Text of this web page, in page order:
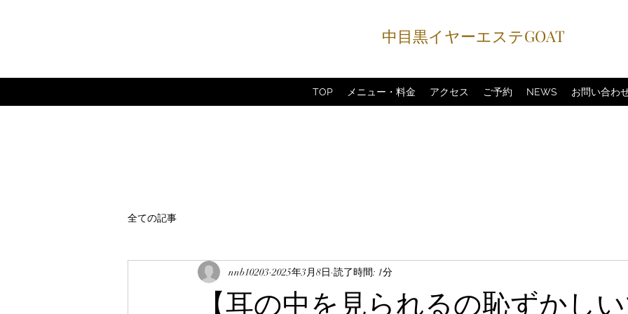
中目黒イヤーエステGOAT
TOP メニュー・料金 アクセス ご予約 NEWS お問い合わ
全ての記事
【耳の中を見られるの恥ずかし
nnb10203 2025年3月8日 読了時間: 1分